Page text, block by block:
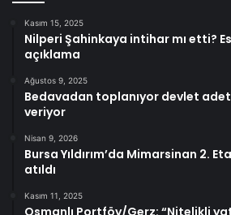
Kasım 15, 2025
Nilperi Şahinkaya intihar mı etti?
açıklama
Ağustos 9, 2025
Bedavadan toplanıyor devlet adet
veriyor
Nisan 9, 2026
Bursa Yıldırım’da Mimarsinan 2.
atıldı
Kasım 11, 2025
Osmanlı Portföy/Gerz: “Nitelikli